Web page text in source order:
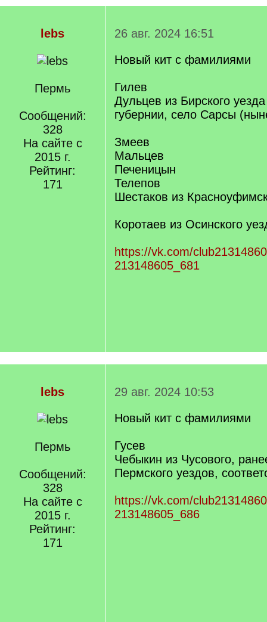
lebs
Пермь
Сообщений:
328
На сайте с
2015 г.
Рейтинг:
171
26 авг. 2024 16:51
Новый кит с фамилиями
Гилев
Дульцев из Бирского
губернии, село Сарсы
Змеев
Мальцев
Печеницын
Телепов
Шестаков из
Коротаев из Осинского
https://vk.com/
213148605_681
lebs
Пермь
Сообщений:
328
На сайте с
2015 г.
Рейтинг:
171
29 авг. 2024 10:53
Новый кит с фамилиями
Гусев
Чебыкин из Чусового,
Пермского уездов,
https://vk.com/
213148605_686